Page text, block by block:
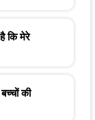
कि मेरे
की